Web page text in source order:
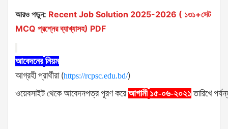
আরও পড়ুন: Recent Job Solution 2025-2026 ( ১৩১+সেট
MCQ প্রশ্নের ব্যাখ্যাসহ) PDF
আবেদনের নিয়ম
আগ্রহী প্রার্থীরা(https://rcpsc.edu.bd/)
ওয়েবসাইট থেকে আবেদনপত্র পূরণ করে আগামী ১৫-০৬-২০২১ তারিখে